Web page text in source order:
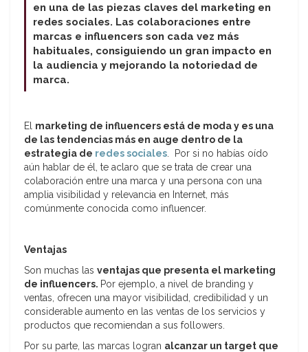
en una de las piezas claves del marketing en
redes sociales. Las colaboraciones entre
marcas e influencers son cada vez más
habituales, consiguiendo un gran impacto en
la audiencia y mejorando la notoriedad de
marca.
El marketing de influencers está de moda y es una
de las tendencias más en auge dentro de la
estrategia de redes sociales . Por si no habías oído
aún hablar de él, te aclaro que se trata de crear una
colaboración entre una marca y una persona con una
amplia visibilidad y relevancia en Internet, más
comúnmente conocida como influencer.
Ventajas
Son muchas las ventajas que presenta el marketing
de influencers. Por ejemplo, a nivel de branding y
ventas, ofrecen una mayor visibilidad, credibilidad y un
considerable aumento en las ventas de los servicios y
productos que recomiendan a sus followers.
Por su parte, las marcas logran alcanzar un target que